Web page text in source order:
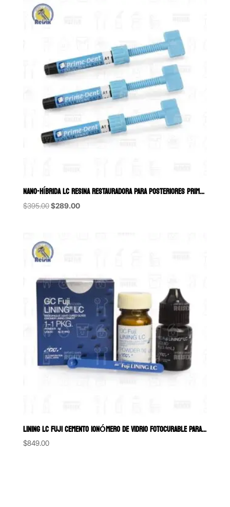
NANO-HÍBRIDA LC RESINA RESTAURADORA PARA POSTERIORES PRIME DENT
$395.00Original
$289.00Current
LINING LC FUJI CEMENTO IONÓMERO DE VIDRIO FOTOCURABLE PARA BASE
$849.00